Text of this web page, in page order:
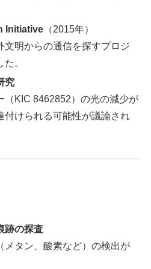
Initiative （2015年）
文明からの通信を探すプロジ
。
究
（KIC 8462852）の光の減少が
付けられる可能性が議論され
跡の探査
メタン、酸素など）の検出が